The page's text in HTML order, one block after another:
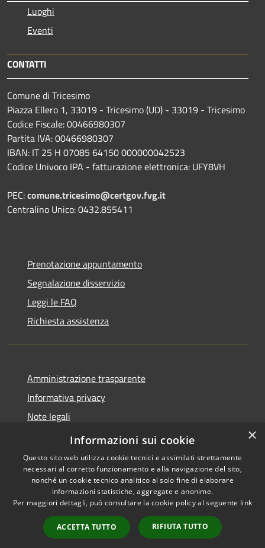
Luoghi
Eventi
CONTATTI
Comune di Tricesimo
Piazza Ellero 1, 33019 - Tricesimo (UD) - 33019 - Tricesimo
Codice Fiscale: 00466980307
Partita IVA: 00466980307
IBAN: IT 25 H 07085 64150 000000042523
Codice Univoco IPA - fatturazione elettronica: UFY8VH
PEC:comune.tricesimo@certgov.fvg.it
Centralino Unico: 0432.855411
Prenotazione appuntamento
Segnalazione disservizio
Leggi le FAQ
Richiesta assistenza
Amministrazione trasparente
Informativa privacy
Note legali
Dichiarazione di accessibilità
Accessibilità
Copyright © 2026 • Comune di
Tricesimo • Powered by
Municipium•
Accesso
redazione
×
Informazioni sui cookie
Questo sito web utilizza cookie tecnici e assimilati strettamente
necessari al corretto funzionamento e alla navigazione del sito,
nonché un cookie tecnico analitico al solo fine di elaborare
informazioni statistiche, aggregate e anonime.
Per maggiori dettagli, può consultare la cookie policy al seguente link
ACCETTA TUTTO RIFIUTA TUTTO